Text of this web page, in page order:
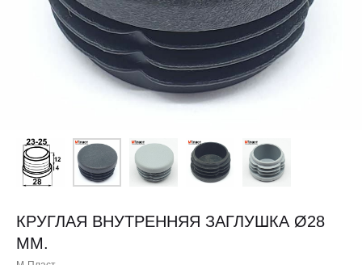
КРУГЛАЯ ВНУТРЕННЯЯ ЗАГЛУШКА Ø28
ММ.